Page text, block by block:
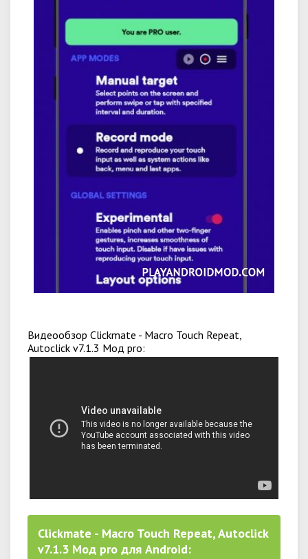
Видеообзор Clickmate - Macro Touch Repeat,
Autoclick v7.1.3 Мод pro:
Clickmate - Macro Touch Repeat, Autoclick
v7.1.3 Мод pro для Android: